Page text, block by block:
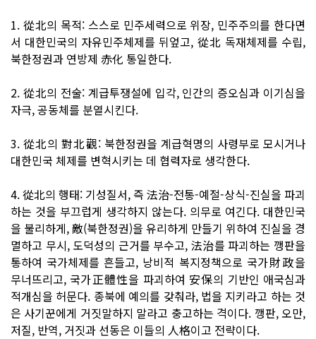
1. 從北의 목적: 스스로 민주세력으로 위장, 민주주의를 한다면
서 대한민국의 자유민주체제를 뒤엎고, 從北 독재체제를 수립,
북한정권과 연방제 赤化 통일한다.
2. 從北의 전술: 계급투쟁설에 입각, 인간의 증오심과 이기심을
자극, 공동체를 분열시킨다.
3. 從北의 對北觀: 북한정권을 계급혁명의 사령부로 모시거나
대한민국 체제를 변혁시키는 데 협력자로 생각한다.
4. 從北의 행태: 기성질서, 즉 法治-전통-예절-상식-진실을 파괴
하는 것을 부끄럽게 생각하지 않는다. 의무로 여긴다. 대한민국
을 불리하게, 敵(북한정권)을 유리하게 만들기 위하여 진실을 경
멸하고 무시, 도덕성의 근거를 부수고, 法治를 파괴하는 깽판을
통하여 국가체제를 흔들고, 낭비적 복지정책으로 국가財政을
무너뜨리고, 국가正體性을 파괴하여 安保의 기반인 애국심과
적개심을 허문다. 종북에 예의를 갖춰라, 법을 지키라고 하는 것
은 사기꾼에게 거짓말하지 말라고 충고하는 격이다. 깽판, 오만,
저질, 반역, 거짓과 선동은 이들의 人格이고 전략이다.